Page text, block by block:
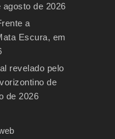
agosto de 2026
a
Escura, em
revelado pelo
de
de 2026